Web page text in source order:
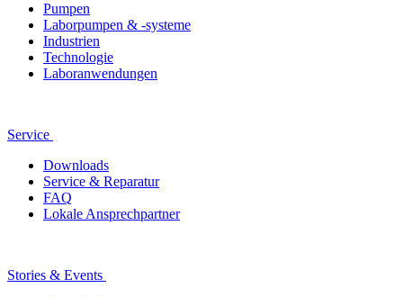
Pumpen
Laborpumpen & -systeme
Industrien
Technologie
Laboranwendungen
Service
Downloads
Service & Reparatur
FAQ
Lokale Ansprechpartner
Stories & Events